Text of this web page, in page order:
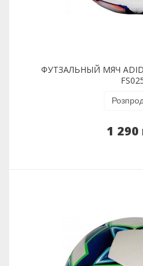
ФУТЗАЛЬНЫЙ МЯЧ
1 290